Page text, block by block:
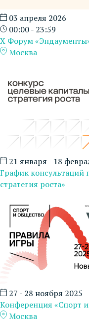
03 апреля 2026
00:00 - 23:59
X Форум
Москва
21 января - 18
График консультаций
стратегия роста»
27 - 28 ноября 2025
Конференция «Спорт
Москва